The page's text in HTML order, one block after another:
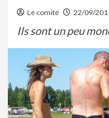
Le comité 22/09/
Ils sont un peu